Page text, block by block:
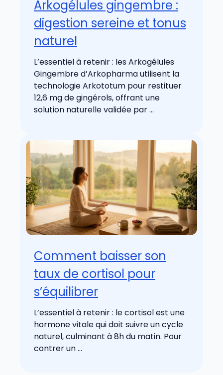
Arkogélules gingembre :
digestion sereine et tonus
naturel
L’essentiel à retenir : les Arkogélules
Gingembre d’Arkopharma utilisent la
technologie Arkototum pour restituer
12,6 mg de gingérols, offrant une
solution naturelle validée par ...
Comment baisser son
taux de cortisol pour
s’équilibrer
L’essentiel à retenir : le cortisol est une
hormone vitale qui doit suivre un cycle
naturel, culminant à 8h du matin. Pour
contrer un ...